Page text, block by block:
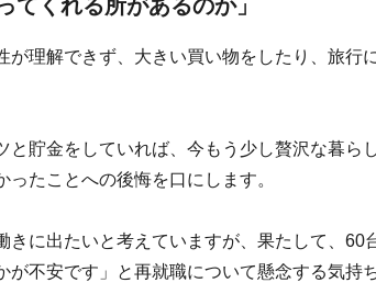
てくれる所があるのか」
が理解できず、大きい買い物をしたり、旅行
と貯金をしていれば、今もう少し贅沢な暮ら
たことへの後悔を口にします。
きに出たいと考えていますが、果たして、60
が不安です」と再就職について懸念する気持